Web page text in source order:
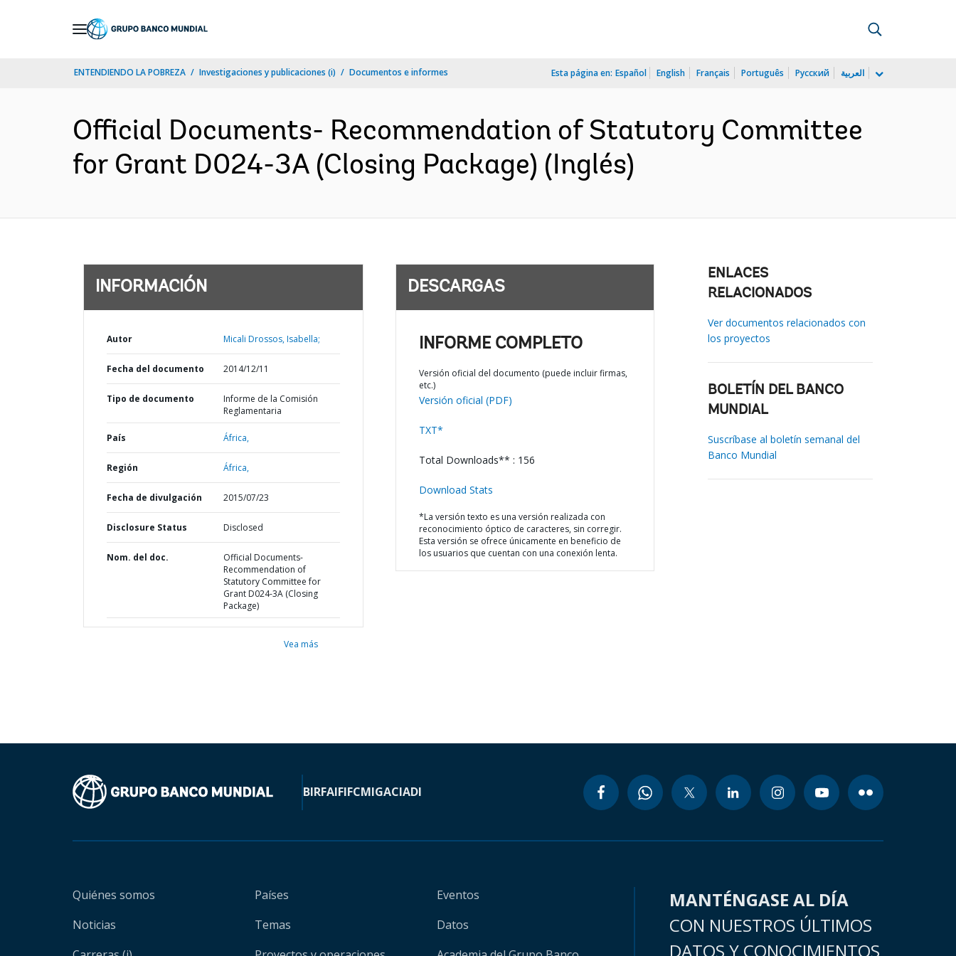
ENTENDIENDO LA POBREZA Investigaciones y publicaciones (i) Documentos e informes Esta página en: Español English Français Português Русский العربية
Official Documents- Recommendation of Statutory Committee
for Grant D024-3A (Closing Package) (Inglés)
INFORMACIÓN
Autor Micali Drossos, Isabella;
Fecha del documento 2014/12/11
Tipo de documento
Informe de la Comisión
Reglamentaria
País África,
Región África,
Fecha de divulgación 2015/07/23
Disclosure Status Disclosed
Nom. del doc.
Official Documents-
Recommendation of
Statutory Committee for
Grant D024-3A (Closing
Package)
Vea más
DESCARGAS
INFORME COMPLETO
Versión oficial del documento (puede incluir firmas,
etc.)
Versión oficial (PDF)
TXT*
Total Downloads** : 156
Download Stats
*La versión texto es una versión realizada con
reconocimiento óptico de caracteres, sin corregir.
Esta versión se ofrece únicamente en beneficio de
los usuarios que cuentan con una conexión lenta.
ENLACES
RELACIONADOS
Ver documentos relacionados con
los proyectos
BOLETÍN DEL BANCO
MUNDIAL
Suscríbase al boletín semanal del
Banco Mundial
BIRFAIFIFCMIGACIADI
Quiénes somos
Noticias
Países
Temas
Eventos
Datos
MANTÉNGASE AL DÍA
CON NUESTROS ÚLTIMOS
DATOS Y CONOCIMIENTOS